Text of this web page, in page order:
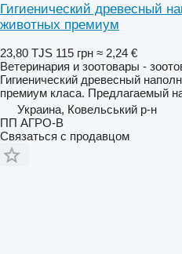
Гигиенический древесный
животных премиум
23,80 TJS 115 грн ≈ 2,24 €
Ветеринария и зоотовары -
Гигиенический древесный
премиум класа. Предлагаемый
Украина, Ковельський р-н
ПП АГРО-В
Связаться с продавцом